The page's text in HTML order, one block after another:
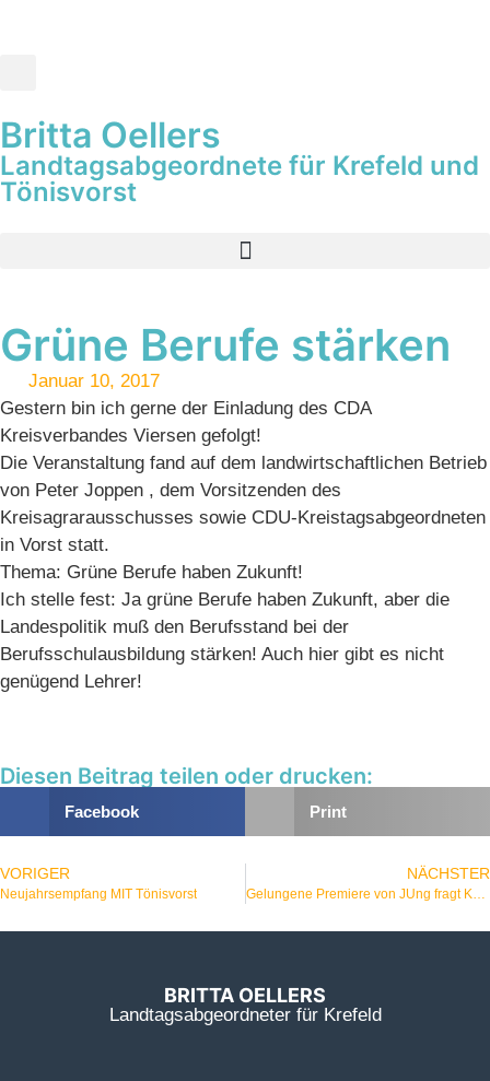
Britta Oellers
Landtagsabgeordnete für Krefeld und
Tönisvorst
Grüne Berufe stärken
Januar 10, 2017
Gestern bin ich gerne der Einladung des CDA
Kreisverbandes Viersen gefolgt!
Die Veranstaltung fand auf dem landwirtschaftlichen Betrieb
von Peter Joppen , dem Vorsitzenden des
Kreisagrarausschusses sowie CDU-Kreistagsabgeordneten
in Vorst statt.
Thema: Grüne Berufe haben Zukunft!
Ich stelle fest: Ja grüne Berufe haben Zukunft, aber die
Landespolitik muß den Berufsstand bei der
Berufsschulausbildung stärken! Auch hier gibt es nicht
genügend Lehrer!
Diesen Beitrag teilen oder drucken:
Facebook Print
VORIGER
Neujahrsempfang MIT Tönisvorst
NÄCHSTER
Gelungene Premiere von JUng fragt KReativ!
BRITTA OELLERS
Landtagsabgeordneter für Krefeld